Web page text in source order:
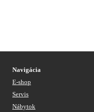
Navigácia
E-shop
Servis
Nábytok